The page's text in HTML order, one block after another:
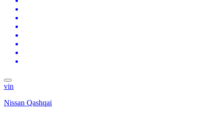
vin
Nissan Qashqai